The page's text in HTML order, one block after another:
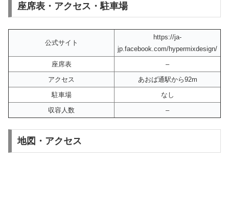
座席表・アクセス・駐車場
公式サイト
https://ja-
jp.facebook.com/hypermixdesign/
座席表
–
アクセス
あおば通駅から92m
駐車場
なし
収容人数
–
地図・アクセス